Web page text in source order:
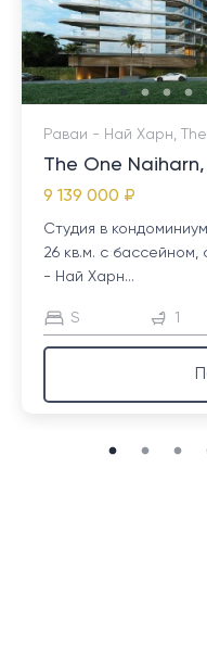
Раваи - Най Харн,
The One
9 139 000 ₽
Студия в
26 кв.м. с
- Най Харн...
S 1